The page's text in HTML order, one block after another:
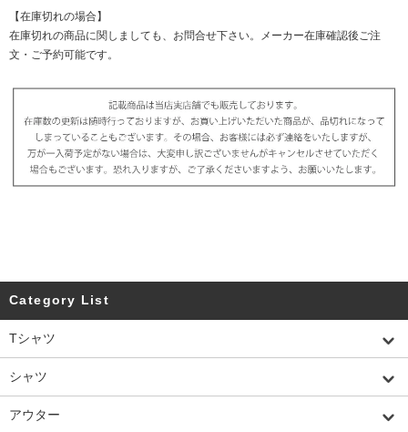
【在庫切れの場合】
在庫切れの商品に関しましても、お問合せ下さい。メーカー在庫確認後ご注
文・ご予約可能です。
Category List
Tシャツ
シャツ
アウター